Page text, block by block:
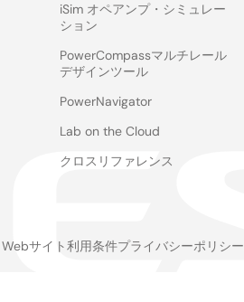
iSim オペアンプ・シミュレー
ション
PowerCompassマルチレール
デザインツール
PowerNavigator
Lab on the Cloud
クロスリファレンス
Webサイト利用条件プライバシーポリシー